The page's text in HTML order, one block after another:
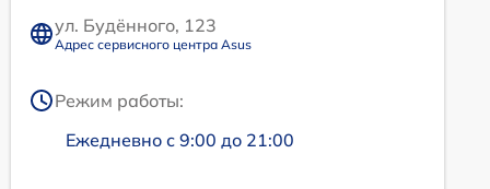
ул. Будённого, 123
Адрес сервисного центра Asus
Режим работы:
Ежедневно с 9:00 до 21:00